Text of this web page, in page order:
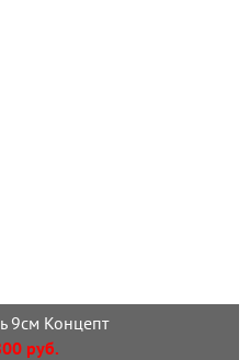
9см Концепт
руб.